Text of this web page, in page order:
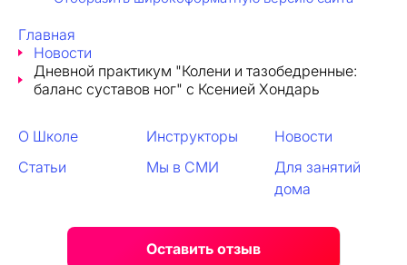
Главная
Новости
Дневной практикум "Колени и тазобедренные:
баланс суставов ног" с Ксенией Хондарь
О Школе Инструкторы
Новости
Статьи
Мы в СМИ
Для занятий
дома
Оставить отзыв